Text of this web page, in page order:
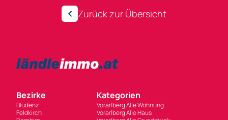
Zurück zur Übersicht
Bezirke
Bludenz
Feldkirch
Kategorien
Vorarlberg Alle Wohnung
Vorarlberg Alle Haus